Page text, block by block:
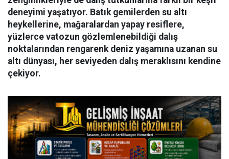
deneyimi yaşatıyor. Batık gemilerden su altı
heykellerine, mağaralardan yapay resiflere,
yüzlerce vatozun gözlemlenebildiği dalış
noktalarından rengarenk deniz yaşamına uzanan su
altı dünyası, her seviyeden dalış meraklısını kendine
çekiyor.